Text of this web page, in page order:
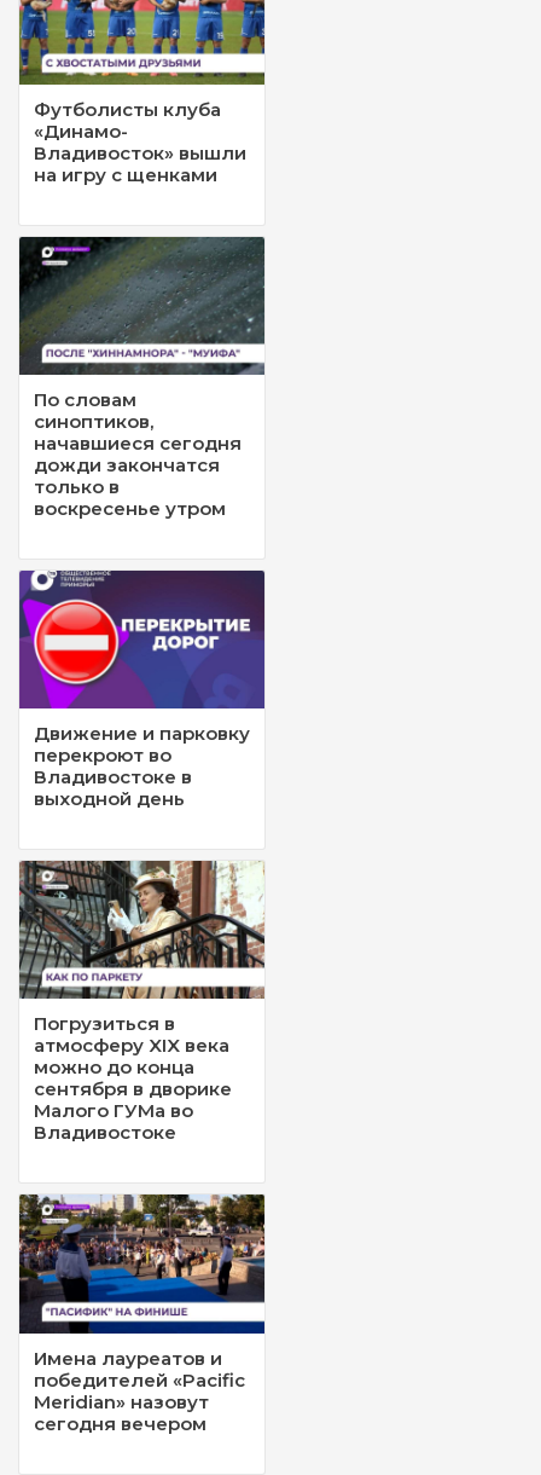
Футболисты клуба
«Динамо-
Владивосток» вышли
на игру с щенками
По словам
синоптиков,
начавшиеся сегодня
дожди закончатся
только в
воскресенье утром
Движение и парковку
перекроют во
Владивостоке в
выходной день
Погрузиться в
атмосферу XIX века
можно до конца
сентября в дворике
Малого ГУМа во
Владивостоке
Имена лауреатов и
победителей «Pacific
Meridian» назовут
сегодня вечером